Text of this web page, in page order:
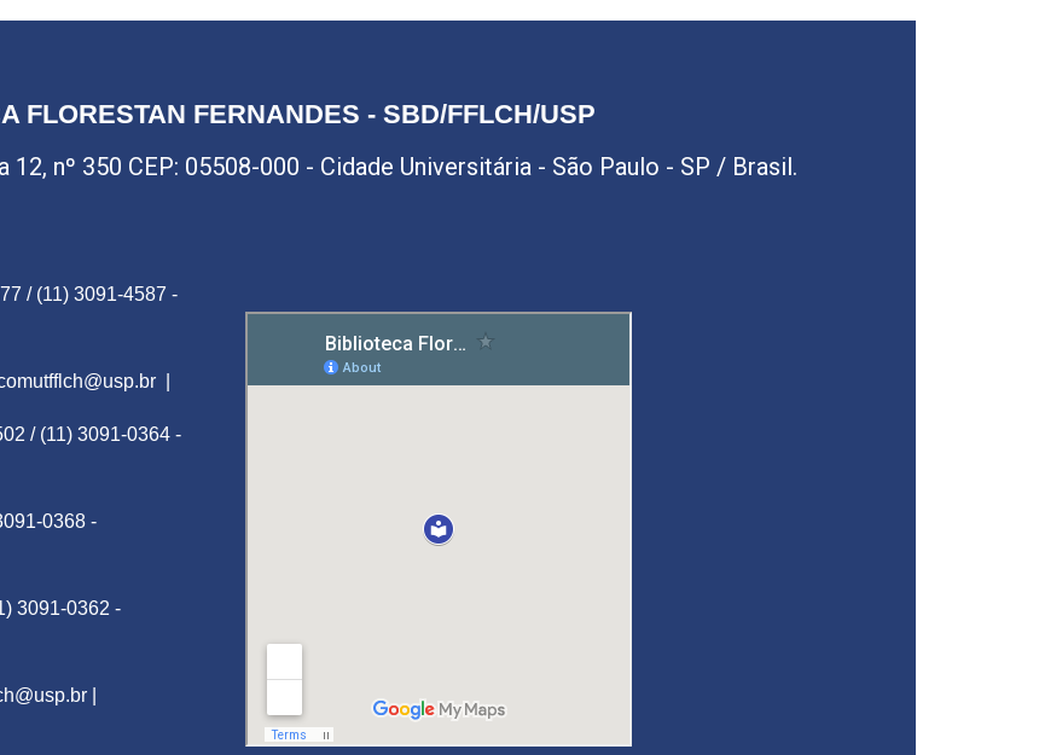
FLORESTAN FERNANDES - SBD/FFLCH/USP
nº 350 CEP: 05508-000 - Cidade Universitária - São Paulo - SP / Brasil.
/ (11) 3091-4587 -
/ (11) 3091-0364 -
0368 -
3091-0362 -